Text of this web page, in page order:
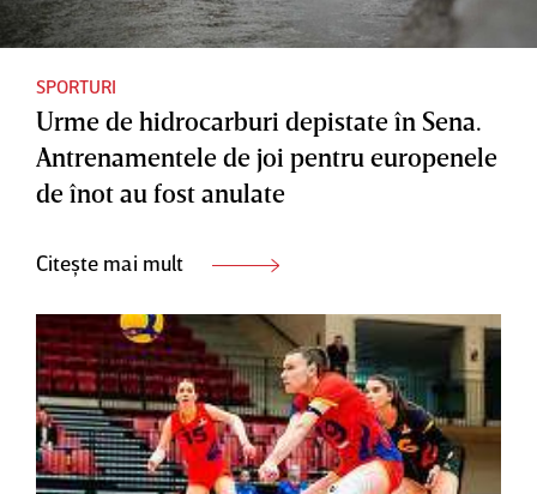
SPORTURI
Urme de hidrocarburi depistate în Sena.
Antrenamentele de joi pentru europenele
de înot au fost anulate
Citește mai mult